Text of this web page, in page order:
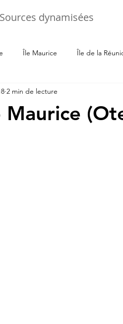
Sources dynamisées
Île Maurice Île de la
Ukraine
Maurice
2 min de lecture